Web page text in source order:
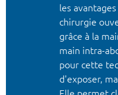
les
chirurgie
grâce à la
main intra-
pour cette
d'exposer,